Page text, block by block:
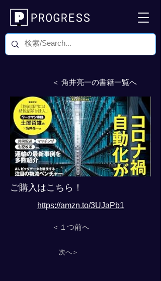
＜ 角井亮一の書籍一覧へ
ご購入はこちら！
https://amzn.to/3UJaPb1
＜１つ前へ
次へ＞